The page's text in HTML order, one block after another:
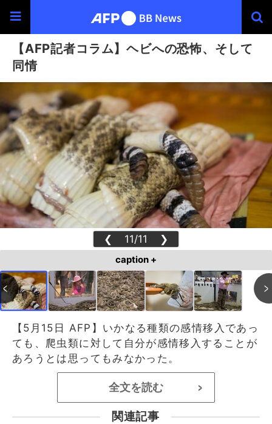
【AFP記者コラム】ヘビへの恐怖、そして
同情
❮ 11/11 ❯
caption +
【5月15日 AFP】いかなる種類の感情移入であっ
ても、爬虫類に対して自分が感情移入することが
あろうとは思ってもみなかった。
全文を読む >
関連記事